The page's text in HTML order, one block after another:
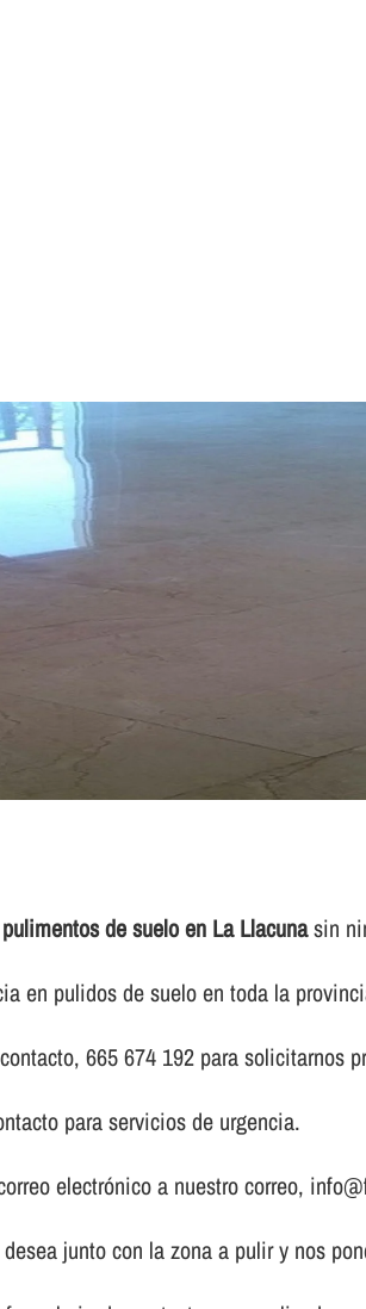
de suelo en La Llacunasin
en pulidos de suelo en toda la
665 674 192 para solicitarnos
para servicios de urgencia.
electrónico a nuestro correo,
junto con la zona a pulir y nos